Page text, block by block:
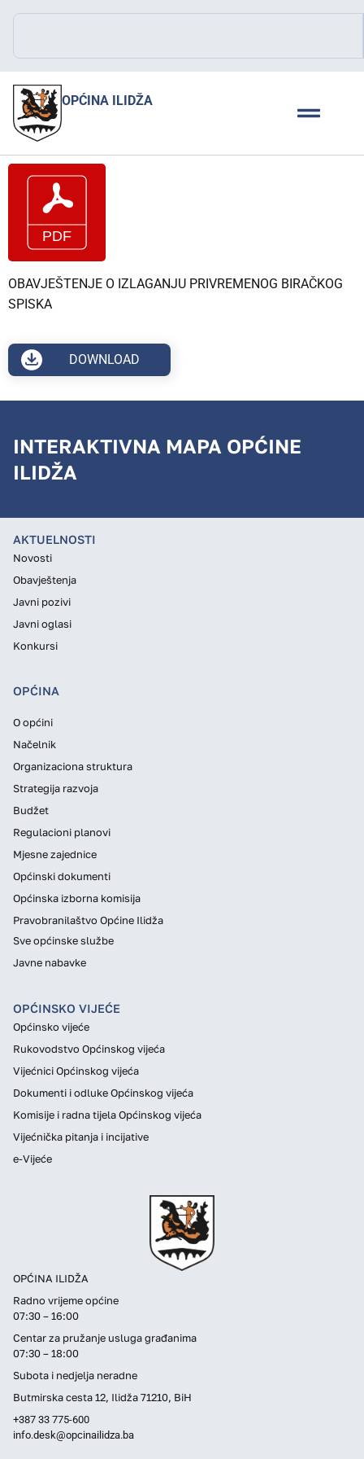
OPĆINA ILIDŽA
OBAVJEŠTENJE O IZLAGANJU PRIVREMENOG BIRAČKOG
SPISKA
DOWNLOAD
INTERAKTIVNA MAPA OPĆINE
ILIDŽA
OPĆINA ILIDŽA
Radno vrijeme općine
07:30 – 16:00
Centar za pružanje usluga građanima
07:30 – 18:00
Subota i nedjelja neradne
Butmirska cesta 12, Ilidža 71210, BiH
+387 33 775-600
info.desk@opcinailidza.ba
AKTUELNOSTI
Novosti
Obavještenja
Javni pozivi
Javni oglasi
Konkursi
OPĆINA
O općini
Načelnik
Organizaciona struktura
Strategija razvoja
Budžet
Regulacioni planovi
Mjesne zajednice
Općinski dokumenti
Općinska izborna komisija
Pravobranilaštvo Općine Ilidža
Sve općinske službe
Javne nabavke
OPĆINSKO VIJEĆE
Općinsko vijeće
Rukovodstvo Općinskog vijeća
Vijećnici Općinskog vijeća
Dokumenti i odluke Općinskog vijeća
Komisije i radna tijela Općinskog vijeća
Vijećnička pitanja i incijative
e-Vijeće